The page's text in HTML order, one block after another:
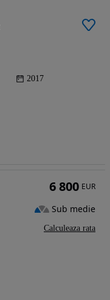
2017
6 800 EUR
Sub medie
Calculeaza rata